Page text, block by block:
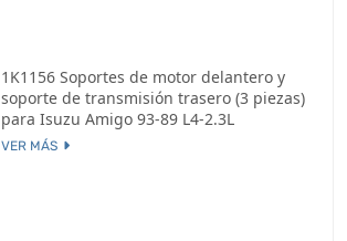
1K1156 Soportes de motor delantero y
soporte de transmisión trasero (3 piezas)
para Isuzu Amigo 93-89 L4-2.3L
VER MÁS